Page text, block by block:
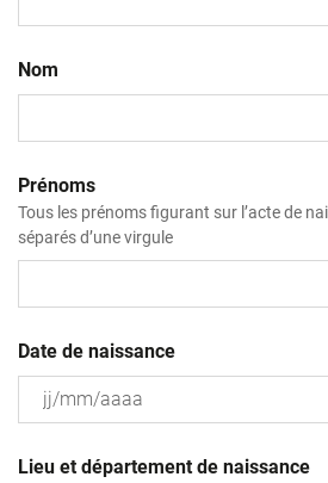
Nom
Prénoms
Tous les prénoms figurant sur l’acte de
séparés d’une virgule
Date de naissance
slash
Lieu et département de naissance